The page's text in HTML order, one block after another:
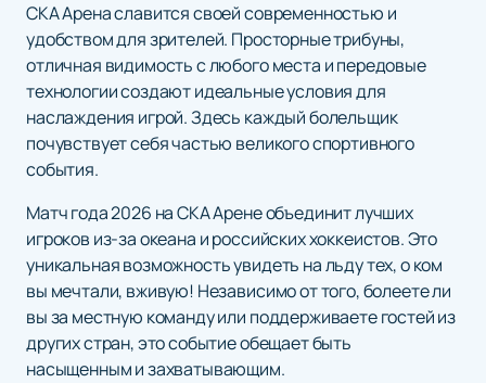
СКА Арена славится своей современностью и
удобством для зрителей. Просторные трибуны,
отличная видимость с любого места и передовые
технологии создают идеальные условия для
наслаждения игрой. Здесь каждый болельщик
почувствует себя частью великого спортивного
события.
Матч года 2026 на СКА Арене объединит лучших
игроков из-за океана и российских хоккеистов. Это
уникальная возможность увидеть на льду тех, о ком
вы мечтали, вживую! Независимо от того, болеете ли
вы за местную команду или поддерживаете гостей из
других стран, это событие обещает быть
насыщенным и захватывающим.